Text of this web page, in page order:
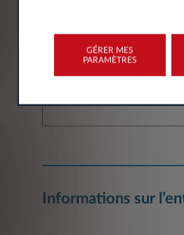
Informations sur
GÉRER MES
PARAMÈTRES